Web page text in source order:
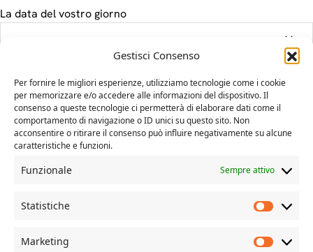
Gestisci Consenso
Per fornire le migliori esperienze, utilizziamo tecnologie come i cookie
per memorizzare e/o accedere alle informazioni del dispositivo. Il
consenso a queste tecnologie ci permetterà di elaborare dati come il
comportamento di navigazione o ID unici su questo sito. Non
acconsentire o ritirare il consenso può influire negativamente su alcune
caratteristiche e funzioni.
Funzionale Sempre attivo
Statistiche
Marketing
La data del vostro giorno
Il tuo messaggio